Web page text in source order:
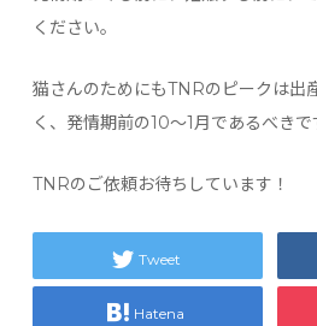
ください。
猫さんのためにもTNRのピークは出
く、発情期前の10〜1月であるべきで
TNRのご依頼お待ちしています！
Tweet
Hatena